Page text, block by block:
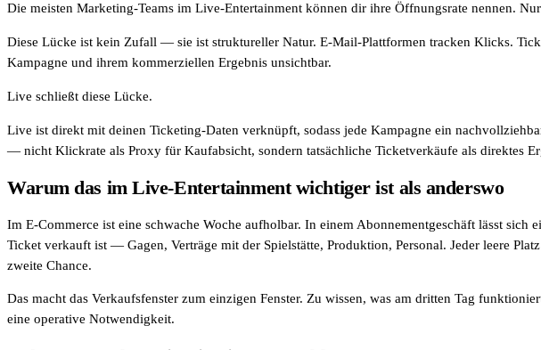
Social Media Kampagnen
Backhaul
Frag deine Daten
Produktempfehlungs-API
PRODUKTE
Live
Die meisten Marketing-Teams im Live-Entertainment können dir ihre Öffnungsrate nennen.
Diese Lücke ist kein Zufall — sie ist struktureller Natur. E-Mail-Plattformen tracken Klicks.
Kampagne und ihrem kommerziellen Ergebnis unsichtbar.
Live schließt diese Lücke.
Live ist direkt mit deinen Ticketing-Daten verknüpft, sodass jede Kampagne ein
— nicht Klickrate als Proxy für Kaufabsicht, sondern tatsächliche Ticketverkäufe als direktes
Warum das im Live-Entertainment wichtiger ist als anderswo
Im E-Commerce ist eine schwache Woche aufholbar. In einem Abonnementgeschäft lässt
Ticket verkauft ist — Gagen, Verträge mit der Spielstätte, Produktion, Personal. Jeder leere
zweite Chance.
Das macht das Verkaufsfenster zum einzigen Fenster. Zu wissen, was am dritten Tag
eine operative Notwendigkeit.